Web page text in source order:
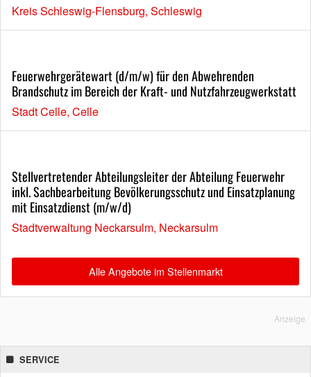
Kreis Schleswig-Flensburg, Schleswig
Feuerwehrgerätewart (d/m/w) für den Abwehrenden
Brandschutz im Bereich der Kraft- und Nutzfahrzeugwerkstatt
Stadt Celle, Celle
Stellvertretender Abteilungsleiter der Abteilung Feuerwehr
inkl. Sachbearbeitung Bevölkerungsschutz und Einsatzplanung
mit Einsatzdienst (m/w/d)
Stadtverwaltung Neckarsulm, Neckarsulm
Alle Angebote im Stellenmarkt
Anzeige
SERVICE